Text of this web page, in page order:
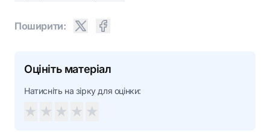
Поширити:
Оцініть матеріал
Натисніть на зірку для оцінки:
★ ★ ★ ★ ★